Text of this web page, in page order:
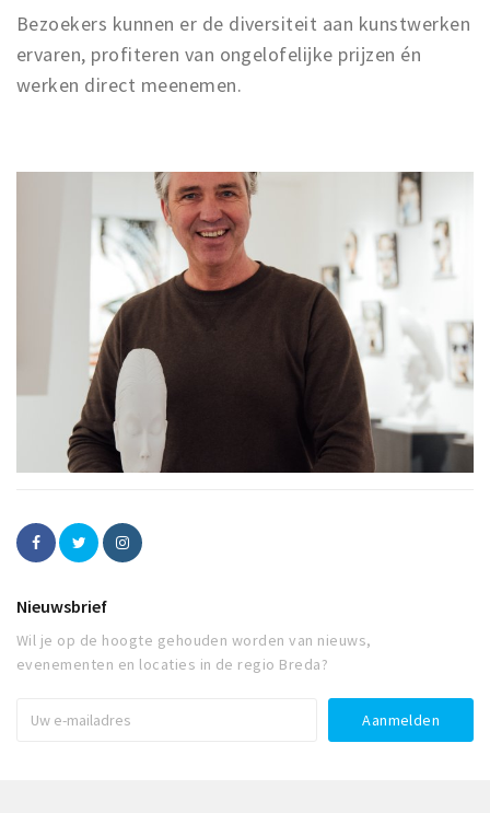
Bezoekers kunnen er de diversiteit aan kunstwerken
ervaren, profiteren van ongelofelijke prijzen én
werken direct meenemen.
Nieuwsbrief
Wil je op de hoogte gehouden worden van nieuws,
evenementen en locaties in de regio Breda?